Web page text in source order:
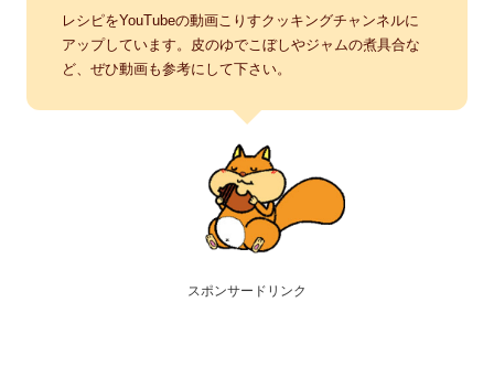
レシピをYouTubeの動画こりすクッキングチャンネルに
アップしています。皮のゆでこぼしやジャムの煮具合な
ど、ぜひ動画も参考にして下さい。
スポンサードリンク